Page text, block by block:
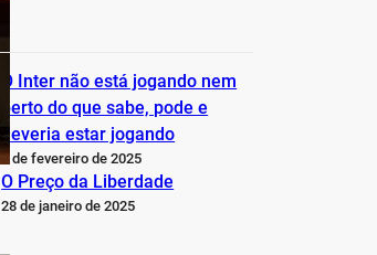
O Inter não está jogando nem
perto do que sabe, pode e
deveria estar jogando
5 de fevereiro de 2025
O Preço da Liberdade
28 de janeiro de 2025